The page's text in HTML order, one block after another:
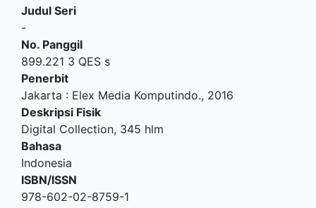
Judul Seri
-
No. Panggil
899.221 3 QES s
Penerbit
Jakarta : Elex Media Komputindo., 2016
Deskripsi Fisik
Digital Collection, 345 hlm
Bahasa
Indonesia
ISBN/ISSN
978-602-02-8759-1